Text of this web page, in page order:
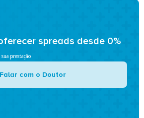
spreads desde 0%
sua prestação
Falar com o Doutor